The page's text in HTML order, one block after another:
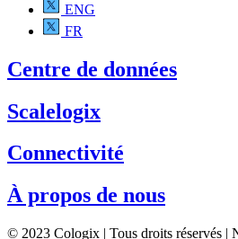
ENG
FR
Centre de données
Scalelogix
Connectivité
À propos de nous
© 2023 Cologix | Tous droits réservés |